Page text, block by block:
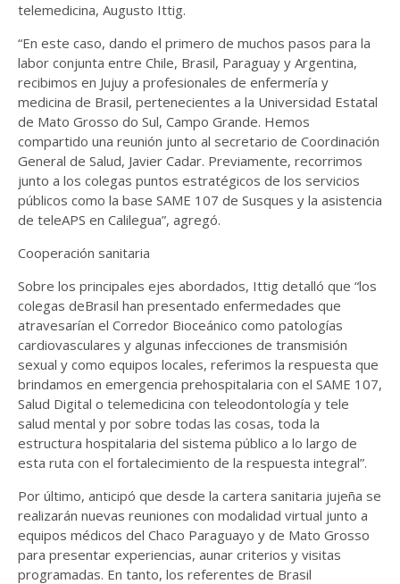
telemedicina, Augusto Ittig.
“En este caso, dando el primero de muchos pasos para la
labor conjunta entre Chile, Brasil, Paraguay y Argentina,
recibimos en Jujuy a profesionales de enfermería y
medicina de Brasil, pertenecientes a la Universidad Estatal
de Mato Grosso do Sul, Campo Grande. Hemos
compartido una reunión junto al secretario de Coordinación
General de Salud, Javier Cadar. Previamente, recorrimos
junto a los colegas puntos estratégicos de los servicios
públicos como la base SAME 107 de Susques y la asistencia
de teleAPS en Calilegua”, agregó.
Cooperación sanitaria
Sobre los principales ejes abordados, Ittig detalló que “los
colegas deBrasil han presentado enfermedades que
atravesarían el Corredor Bioceánico como patologías
cardiovasculares y algunas infecciones de transmisión
sexual y como equipos locales, referimos la respuesta que
brindamos en emergencia prehospitalaria con el SAME 107,
Salud Digital o telemedicina con teleodontología y tele
salud mental y por sobre todas las cosas, toda la
estructura hospitalaria del sistema público a lo largo de
esta ruta con el fortalecimiento de la respuesta integral”.
Por último, anticipó que desde la cartera sanitaria jujeña se
realizarán nuevas reuniones con modalidad virtual junto a
equipos médicos del Chaco Paraguayo y de Mato Grosso
para presentar experiencias, aunar criterios y visitas
programadas. En tanto, los referentes de Brasil